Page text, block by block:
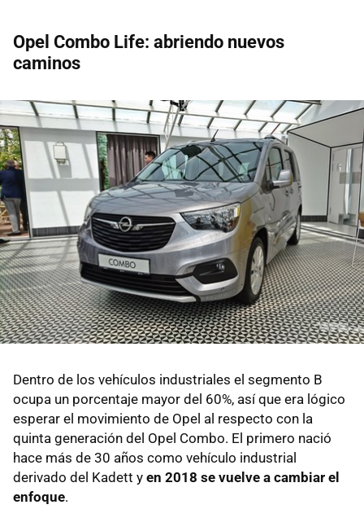
Opel Combo Life: abriendo nuevos
caminos
Dentro de los vehículos industriales el segmento B
ocupa un porcentaje mayor del 60%, así que era lógico
esperar el movimiento de Opel al respecto con la
quinta generación del Opel Combo. El primero nació
hace más de 30 años como vehículo industrial
derivado del Kadett y en 2018 se vuelve a cambiar el
enfoque.